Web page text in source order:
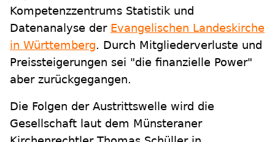
Kompetenzzentrums Statistik und
Datenanalyse der Evangelischen Landeskirche
in Württemberg. Durch Mitgliederverluste und
Preissteigerungen sei "die finanzielle Power"
aber zurückgegangen.
Die Folgen der Austrittswelle wird die
Gesellschaft laut dem Münsteraner